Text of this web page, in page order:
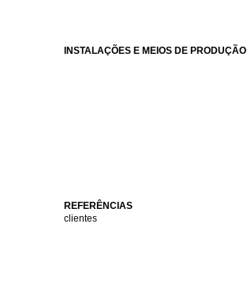
INSTALAÇÕES E MEIOS DE PRODUÇÃO
REFERÊNCIAS
clientes